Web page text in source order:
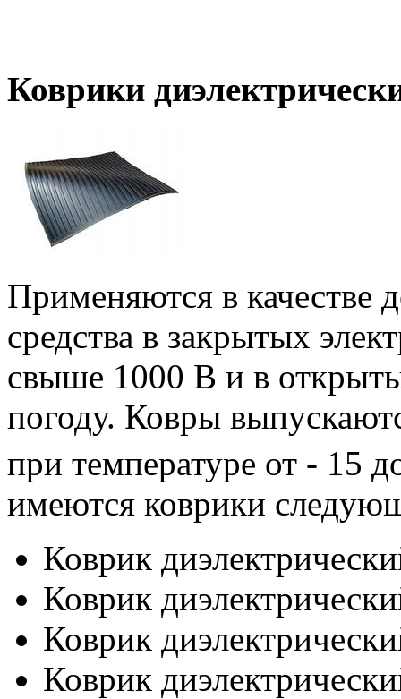
Коврики
Применяются в качестве
средства в закрытых
свыше 1000 В и в
погоду. Ковры
при температуре от - 15
имеются коврики
Коврик
Коврик
Коврик
Коврик